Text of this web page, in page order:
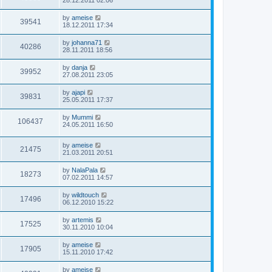
39541 by ameise
18.12.2011 17:34
40286 by johanna71
28.11.2011 18:56
39952 by danja
27.08.2011 23:05
39831 by ajapi
25.05.2011 17:37
106437 by Mummi
24.05.2011 16:50
21475 by ameise
21.03.2011 20:51
18273 by NalaPala
07.02.2011 14:57
17496 by wildtouch
06.12.2010 15:22
17525 by artemis
30.11.2010 10:04
17905 by ameise
15.11.2010 17:42
by ameise